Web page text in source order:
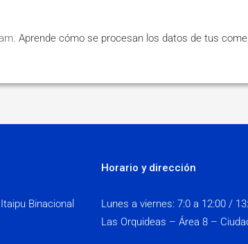
Aprende cómo se procesan los datos de tus
Binacional
Horario y dirección
Lunes a viernes: 7:0 a 12:00 /
Las Orquideas – Área 8 –